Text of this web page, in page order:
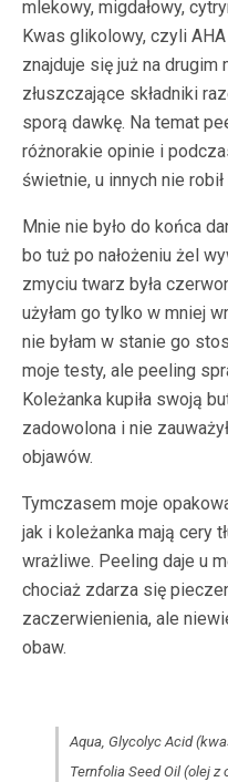
mlekowy, migdałowy,
Kwas glikolowy, czyli
znajduje się już na
złuszczające składniki
sporą dawkę. Na temat
różnorakie opinie i
świetnie, u innych nie robił
Mnie nie było do końca
bo tuż po nałożeniu żel
zmyciu twarz była
użyłam go tylko w mniej
nie byłam w stanie go
moje testy, ale peeling
Koleżanka kupiła swoją
zadowolona i nie
objawów.
Tymczasem moje
jak i koleżanka mają cery
wrażliwe. Peeling daje u
chociaż zdarza się
zaczerwienienia, ale
obaw.
Aqua, Glycolyc Acid
Ternfolia Seed Oil (olej